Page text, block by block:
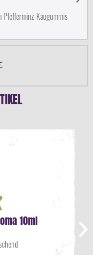
Pfefferminz-Kaugummis
10ml